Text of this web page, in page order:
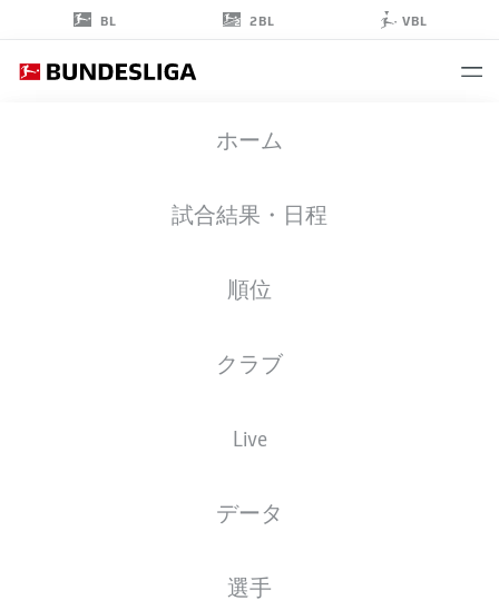
BL 2BL VBL
ホーム
試合結果・日程
順位
クラブ
Live
データ
選手
27.12.1996